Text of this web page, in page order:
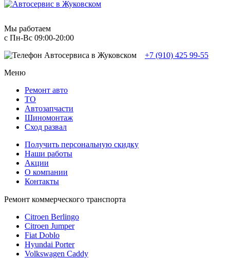
Мы работаем
с Пн-Вc 09:00-20:00
+7 (910) 425 99-55
Меню
Ремонт авто
TO
Автозапчасти
Шиномонтаж
Сход развал
Получить персональную скидку
Наши работы
Акции
О компании
Контакты
Ремонт коммерческого транспорта
Citroen Berlingo
Citroen Jumper
Fiat Doblo
Hyundai Porter
Volkswagen Caddy